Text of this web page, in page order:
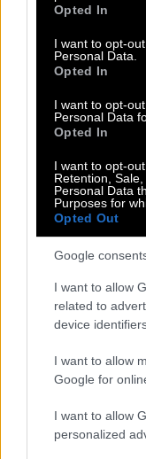
use your data for
consent section.
Opted In
I want to opt-
Personal Data.
Opted In
I want to opt-
Personal Data
Opted In
I want to opt-
Retention,
Personal Data
Purposes for
Opted Out
Google
I want to allow
related to
device
I want to allow
Google for
I want to allow
personalized
Αθηνά
δεν
Αθηνά
όταν, μετά το
γρήγορα τη ζωή
σύντροφο στο
σχέση καθαυτή,
Συγνώμη,
κανονισμός που